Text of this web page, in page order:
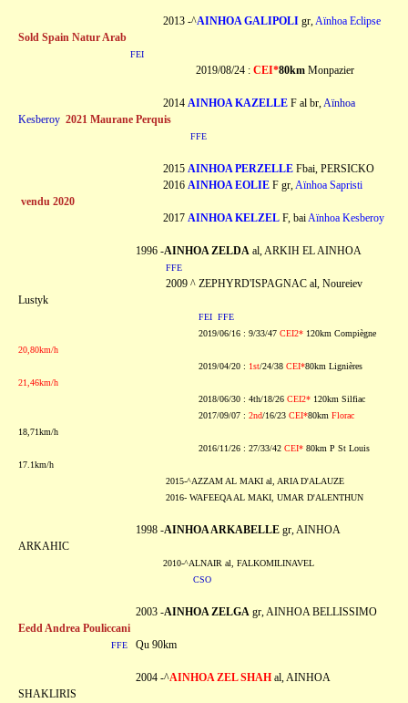
2013 -^AINHOA GALIPOLI gr,Aïnhoa Eclipse
Sold Spain Natur Arab
FEI
2019/08/24 : CEI*80km Monpazier
2014 AINHOA KAZELLE F al br,Aïnhoa
Kesberoy 2021 Maurane Perquis
FFE
2015 AINHOA PERZELLE Fbai, PERSICKO
2016 AINHOA EOLIE F gr,Aïnhoa Sapristi
vendu 2020
2017 AINHOA KELZEL F, baiAïnhoa Kesberoy
1996 -AINHOA ZELDA al, ARKIH EL AINHOA
FFE
2009 ^ ZEPHYRD'ISPAGNAC al, Noureiev
Lustyk
FEI FFE
2019/06/16 : 9/33/47 CEI2* 120km Compiègne
20,80km/h
2019/04/20 : 1st/24/38 CEI*80km Lignières
21,46km/h
2018/06/30 : 4th/18/26 CEI2* 120km Silfiac
2017/09/07 : 2nd/16/23 CEI*80km Florac
18,71km/h
2016/11/26 : 27/33/42 CEI* 80km P St Louis
17.1km/h
2015-^AZZAM AL MAKI al, ARIA D'ALAUZE
2016- WAFEEQA AL MAKI, UMAR D'ALENTHUN
1998 -AINHOA ARKABELLE gr, AINHOA
ARKAHIC
2010-^ALNAIR al, FALKOMILINAVEL
CSO
2003 -AINHOA ZELGA gr, AINHOA BELLISSIMO
Eedd Andrea Pouliccani
FFE Qu 90km
2004 -^AINHOA ZEL SHAH al, AINHOA
SHAKLIRIS